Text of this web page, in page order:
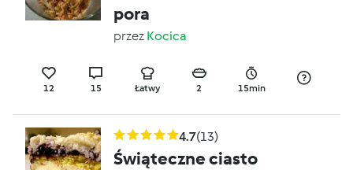
pora
przez Kocica
12 15 Łatwy 2 15min
4.7(13)
Świąteczne ciasto